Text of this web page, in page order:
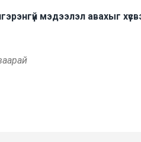
мэдээлэл авахыг